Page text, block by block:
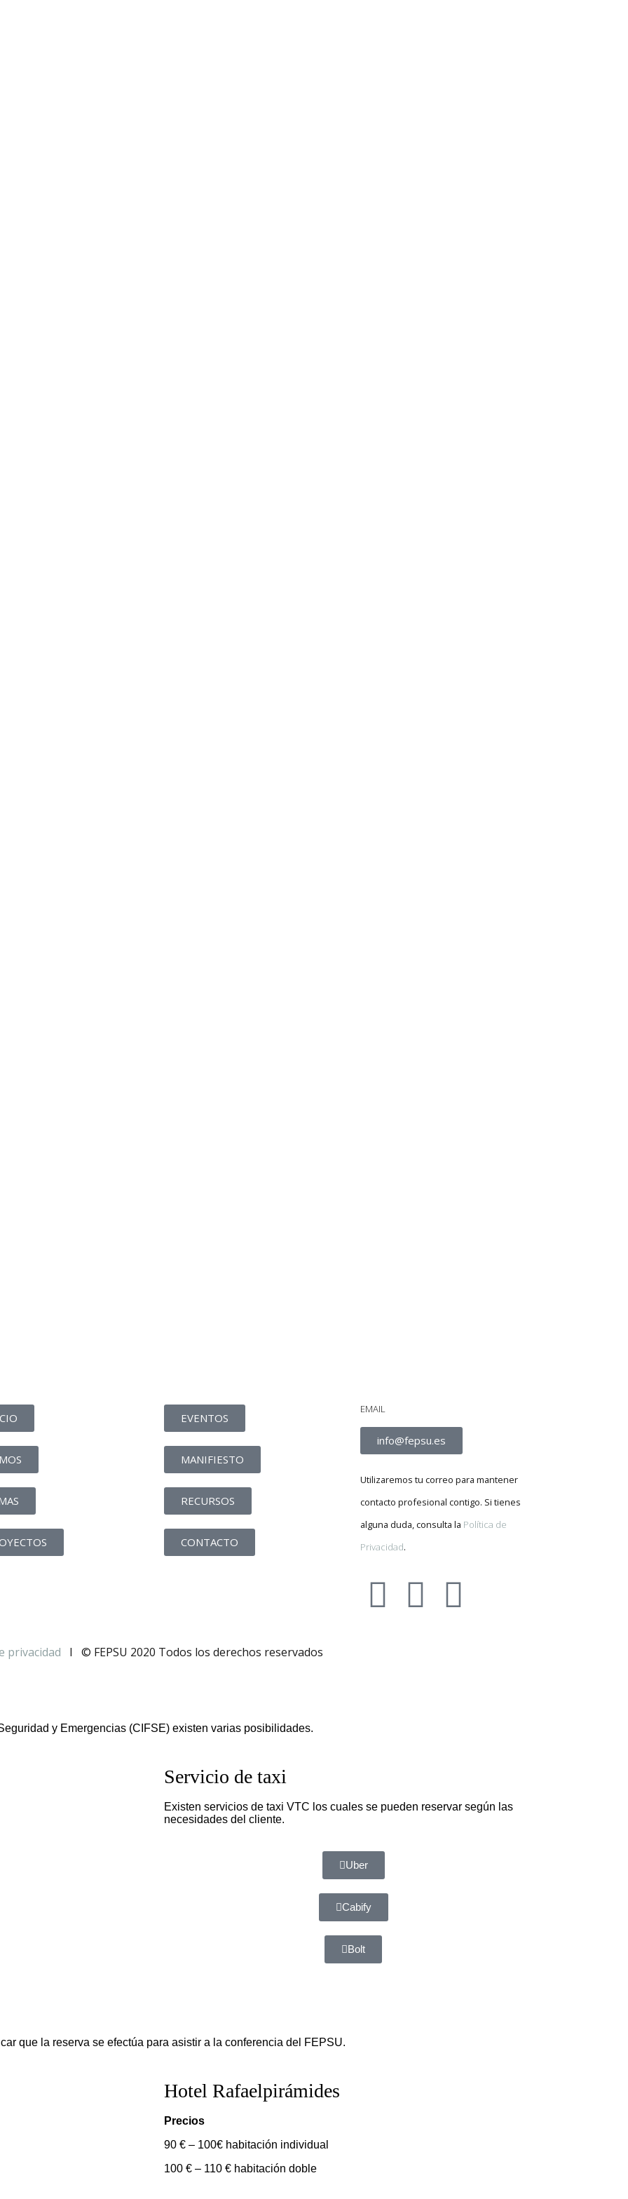
EVENTOS
MANIFIESTO
RECURSOS
CONTACTO
EMAIL
info@fepsu.es
Utilizaremos tu correo para mantener
contacto profesional contigo. Si tienes
alguna duda, consulta la Política de
Privacidad.
privacidad I © FEPSU 2020 Todos los derechos reservados
y Emergencias (CIFSE) existen varias posibilidades.
Servicio de taxi
Existen servicios de taxi VTC los cuales se pueden reservar según las
necesidades del cliente.
Uber
Cabify
Bolt
que la reserva se efectúa para asistir a la conferencia del FEPSU.
Hotel Rafaelpirámides
Precios
90 € – 100€ habitación individual
100 € – 110 € habitación doble